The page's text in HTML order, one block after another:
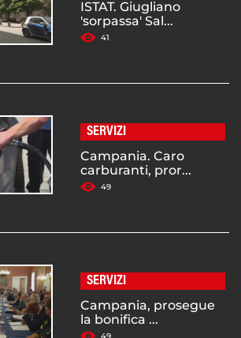
ISTAT. Giugliano
'sorpassa' Sal...
41
SERVIZI
Campania. Caro
carburanti, pror...
49
SERVIZI
Campania, prosegue
la bonifica ...